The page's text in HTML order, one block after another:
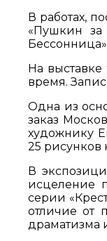
В работах,
«Пушкин
На
время.
Одна из
заказ
художнику
25 рисунков
В
исцеление
серии
отличие от
драматизма